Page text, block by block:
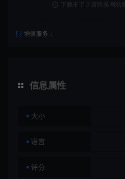
下载不了？请联系网站
增值服务：
信息属性
大小
语言
评分